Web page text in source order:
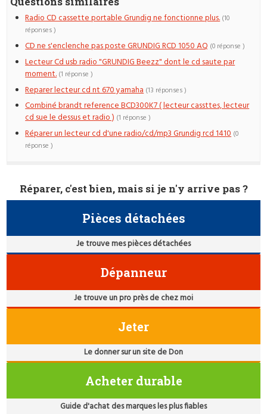
Radio CD cassette portable Grundig ne fonctionne plus. (10
réponses )
CD ne s'enclenche pas poste GRUNDIG RCD 1050 AQ (0 réponse )
Lecteur Cd usb radio "GRUNDIG Beezz" dont le cd saute par
moment. (1 réponse )
Reparer lecteur cd nt 670 yamaha (13 réponses )
Combiné brandt reference BCD300K7 ( lecteur cassttes, lecteur
cd sue le dessus et radio ) (1 réponse )
Réparer un lecteur cd d'une radio/cd/mp3 Grundig rcd 1410 (0
réponse )
Réparer, c'est bien, mais si je n'y arrive pas ?
Pièces détachées
Je trouve mes pièces détachées
Dépanneur
Je trouve un pro près de chez moi
Jeter
Le donner sur un site de Don
Acheter durable
Guide d'achat des marques les plus fiables